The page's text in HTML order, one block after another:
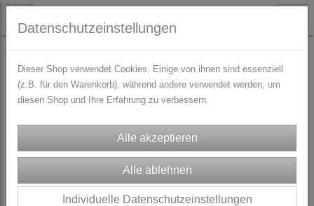
STOFFE ROCK-Stoffpakete
Datenschutzeinstellungen
Dieser Shop verwendet Cookies. Einige von ihnen sind essenziell
(z.B. für den Warenkorb), während andere verwendet werden, um
diesen Shop und Ihre Erfahrung zu verbessern.
Individuelle Datenschutzeinstellungen